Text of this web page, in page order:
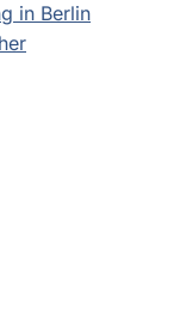
in Berlin